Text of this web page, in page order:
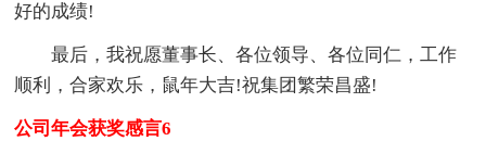
好的成绩!
最后，我祝愿董事长、各位领导、各位同仁，工作
顺利，合家欢乐，鼠年大吉!祝集团繁荣昌盛!
公司年会获奖感言6